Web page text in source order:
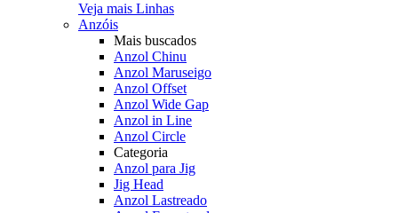
Veja mais Linhas
Anzóis
Mais buscados
Anzol Chinu
Anzol Maruseigo
Anzol Offset
Anzol Wide Gap
Anzol in Line
Anzol Circle
Categoria
Anzol para Jig
Jig Head
Anzol Lastreado